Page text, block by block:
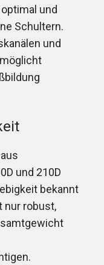
und
Schultern.
und
und 210D
bekannt
nur robust,